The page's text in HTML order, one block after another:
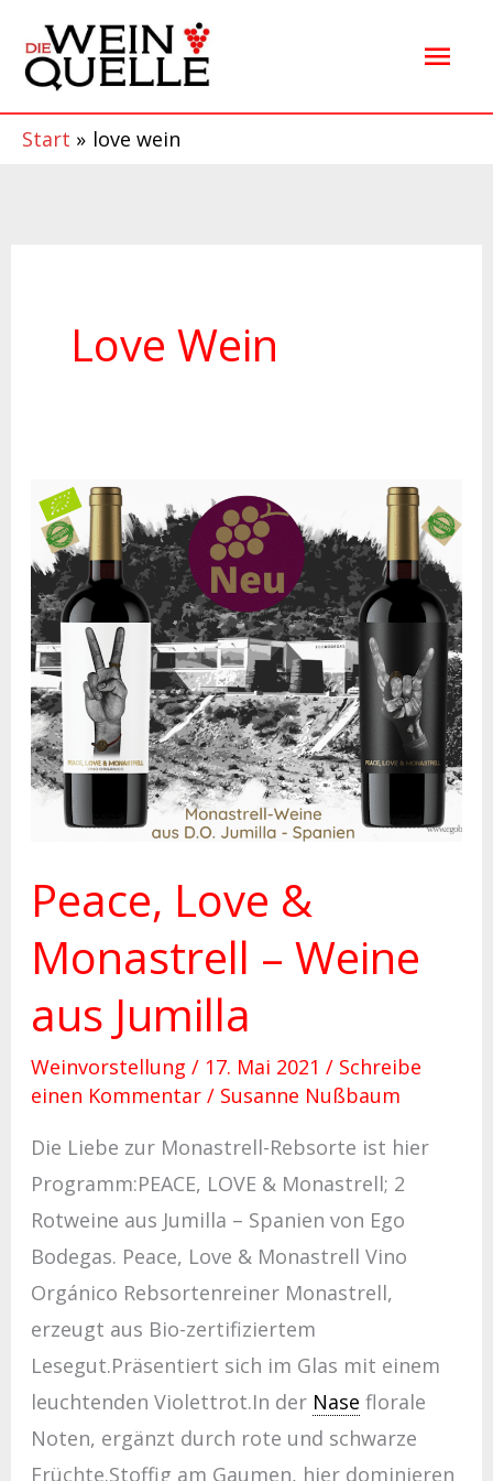
Inhalt
springen
Start love wein
Love Wein
Peace, Love &
Monastrell – Weine
aus Jumilla
Weinvorstellung / 17. Mai 2021 / Schreibe
einen Kommentar / Susanne Nußbaum
Die Liebe zur Monastrell-Rebsorte ist hier
Programm:PEACE, LOVE & Monastrell; 2
Rotweine aus Jumilla – Spanien von Ego
Bodegas. Peace, Love & Monastrell Vino
Orgánico Rebsortenreiner Monastrell,
erzeugt aus Bio-zertifiziertem
Lesegut.Präsentiert sich im Glas mit einem
leuchtenden Violettrot.In der Nase florale
Noten, ergänzt durch rote und schwarze
Früchte.Stoffig am Gaumen, hier dominieren
Peace,
Love
&
Monastrell
–
Weine
aus
Jumilla